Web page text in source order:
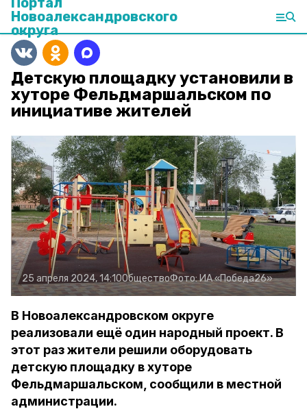
Новоалександровского
округа
Детскую площадку установили в
хуторе Фельдмаршальском по
инициативе жителей
25 апреля 2024, 14:10ОбществоФото:ИА «Победа26»
В Новоалександровском округе
реализовали ещё один народный проект. В
этот раз жители решили оборудовать
детскую площадку в хуторе
Фельдмаршальском, сообщили в местной
администрации.